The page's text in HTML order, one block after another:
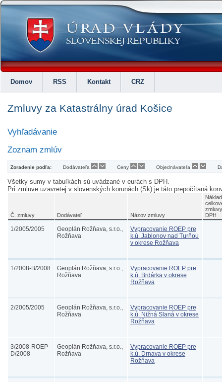
Domov RSS Kontakt CRZ
Zmluvy za Katastrálny úrad Košice
Vyhľadávanie
Zoznam zmlúv
Zoradenie podľa: Dodávateľa Ceny Objednávateľa
Všetky sumy v tabuľkách sú uvádzané v eurách s DPH.
Pri zmluve uzavretej v slovenských korunách (Sk) je táto prepočítaná
Č. zmluvy Dodávateľ Názov zmluvy
DPH
1/2005/2005
Geoplán Rožňava, s.r.o.,
Rožňava
Vypracovanie ROEP pre
k.ú. Jablonov nad Turňou
v okrese Rožňava
1/2008-B/2008
Geoplán Rožňava, s.r.o.,
Rožňava
Vypracovanie ROEP pre
k.ú. Brdárka v okrese
Rožňava
2/2005/2005
Geoplán Rožňava, s.r.o.,
Rožňava
Vypracovanie ROEP pre
k.ú. Nižná Slaná v okrese
Rožňava
3/2008-ROEP-
D/2008
Geoplán Rožňava, s.r.o.,
Rožňava
Vypracovanie ROEP pre
k.ú. Drnava v okrese
Rožňava